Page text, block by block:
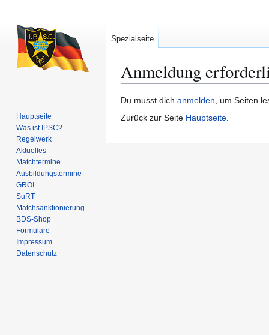
Anmeldung
Zur
Navigation
Zur
Suche
Du musst dich anmelden, um Seiten
Zurück zur Seite Hauptseite.
Spezialseite
Hauptseite
Was ist IPSC?
Regelwerk
Aktuelles
Matchtermine
Ausbildungs­termine
GROI
SuRT
Match­sanktionierung
BDS-Shop
Formulare
Impressum
Datenschutz